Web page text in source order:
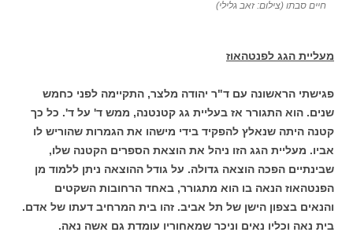
חיים סבתו (צילום: זאב גלילי)
מעליית הגג לפנטהאוז
פגישתי הראשונה עם ד"ר יהודה מלצר, התקיימה לפני כחמש
שנים. הוא התגורר אז בעליית גג קטנטנה, ממש ד' על ד'. כל כך
קטנה היתה שנאלץ להפקיד בידי מישהו את הגמרות שהוריש לו
אביו. מעליית הגג הזו ניהל את הוצאת הספרים הקטנה שלו,
שבינתיים הפכה הוצאה גדולה. על גודל ההוצאה ניתן ללמוד מן
הפנטהאוז הנאה בו הוא מתגורר, באחד הרחובות השקטים
והנאים בצפון הישן של תל אביב. זהו בית המרחיב דעתו של אדם.
בית נאה וכליו נאים וניכר שמאחוריו עומדת גם אשה נאה.